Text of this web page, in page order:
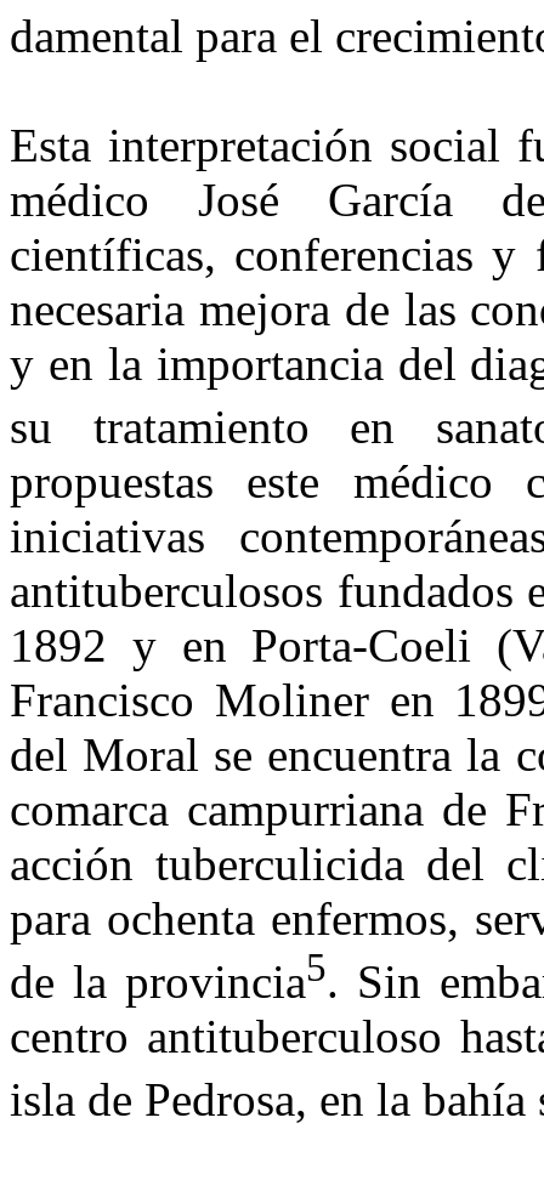
damental para el
Esta interpretación social
médico José García
científicas, conferencias
necesaria mejora de las
y en la importancia del
su tratamiento en
propuestas este
iniciativas
antituberculosos fundados
1892 y en Porta-Coeli
Francisco Moliner en
del Moral se encuentra la
comarca campurriana de
acción tuberculicida del
para ochenta enfermos,
de la provincia5. Sin
centro antituberculoso
isla de Pedrosa, en la bahía